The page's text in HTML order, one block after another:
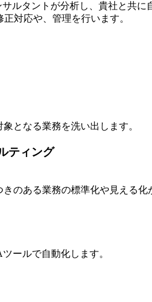
ルタントが分析し、貴社と共
対応や、管理を行います。
となる業務を洗い出します。
ティング
のある業務の標準化や見える
ールで自動化します。